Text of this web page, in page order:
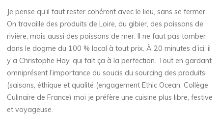
Je pense qu’il faut rester cohérent avec le lieu, sans se fermer.
On travaille des produits de Loire, du gibier, des poissons de
rivière, mais aussi des poissons de mer. Il ne faut pas tomber
dans le dogme du 100 % local à tout prix. À 20 minutes d’ici, il
y a Christophe Hay, qui fait ça à la perfection. Tout en gardant
omniprésent l’importance du soucis du sourcing des produits
(saisons, éthique et qualité (engagement Ethic Ocean, Collège
Culinaire de France) moi je préfère une cuisine plus libre, festive
et voyageuse.